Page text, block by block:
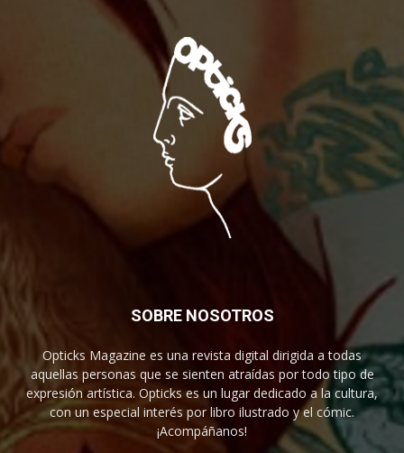
SOBRE NOSOTROS
Opticks Magazine es una revista digital dirigida a todas
aquellas personas que se sienten atraídas por todo tipo de
expresión artística. Opticks es un lugar dedicado a la cultura,
con un especial interés por libro ilustrado y el cómic.
¡Acompáñanos!